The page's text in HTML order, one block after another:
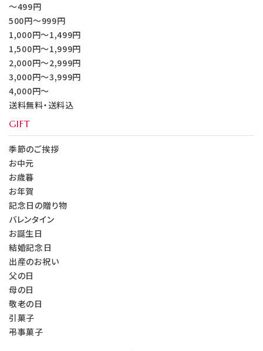
～499円
500円～999円
1,000円～1,499円
1,500円～1,999円
2,000円～2,999円
3,000円～3,999円
4,000円～
送料無料・送料込
GIFT
季節のご挨拶
お中元
お歳暮
お年賀
記念日の贈り物
バレンタイン
お誕生日
結婚記念日
出産のお祝い
父の日
母の日
敬老の日
引菓子
弔事菓子